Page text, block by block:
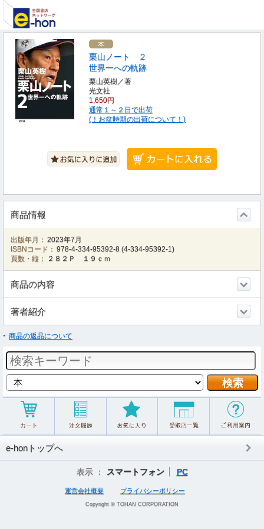
栗山ノート ２
世界一への軌跡
栗山英樹／著
光文社
1,650円
通常１～２日で出荷
(！お盆時期の出荷について！)
商品情報
出版年月： 2023年7月
ISBNコード： 978-4-334-95392-8 (4-334-95392-1)
頁数・縦：
２８２Ｐ １９ｃｍ
商品の内容
著者紹介
商品の返品について
e-honトップへ
表示 ： スマートフォン PC
運営会社概要 プライバシーポリシー
Copyright © TOHAN CORPORATION